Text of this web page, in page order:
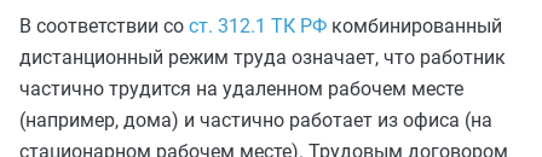
В соответствии со ст. 312.1 ТК РФ комбинированный
дистанционный режим труда означает, что работник
частично трудится на удаленном рабочем месте
(например, дома) и частично работает из офиса (на
стационарном рабочем месте). Трудовым договором